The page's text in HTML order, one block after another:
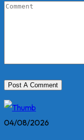
04/08/2026